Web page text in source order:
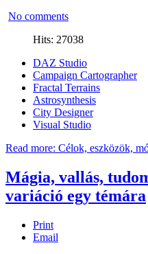
No comments
Hits: 27038
DAZ Studio
Campaign Cartographer
Fractal Terrains
Astrosynthesis
City Designer
Visual Studio
Read more: Célok, eszközök,
Mágia, vallás,
variáció egy témára
Print
Email